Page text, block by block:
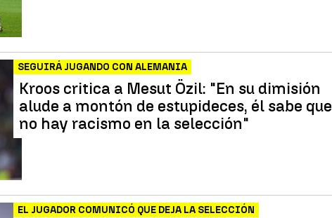
SEGUIRÁ JUGANDO CON ALEMANIA
Kroos critica a Mesut Özil: "En su dimisión
alude a montón de estupideces, él sabe que
no hay racismo en la selección"
EL JUGADOR COMUNICÓ QUE DEJA LA SELECCIÓN